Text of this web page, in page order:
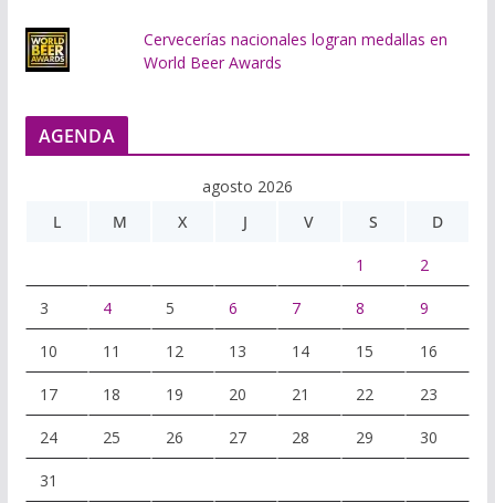
Cervecerías nacionales logran medallas en
World Beer Awards
AGENDA
agosto 2026
L
M X J V S D
1 2
3 4 5 6 7 8 9
10 11 12 13 14 15 16
17 18 19 20 21 22 23
24 25 26 27 28 29 30
31